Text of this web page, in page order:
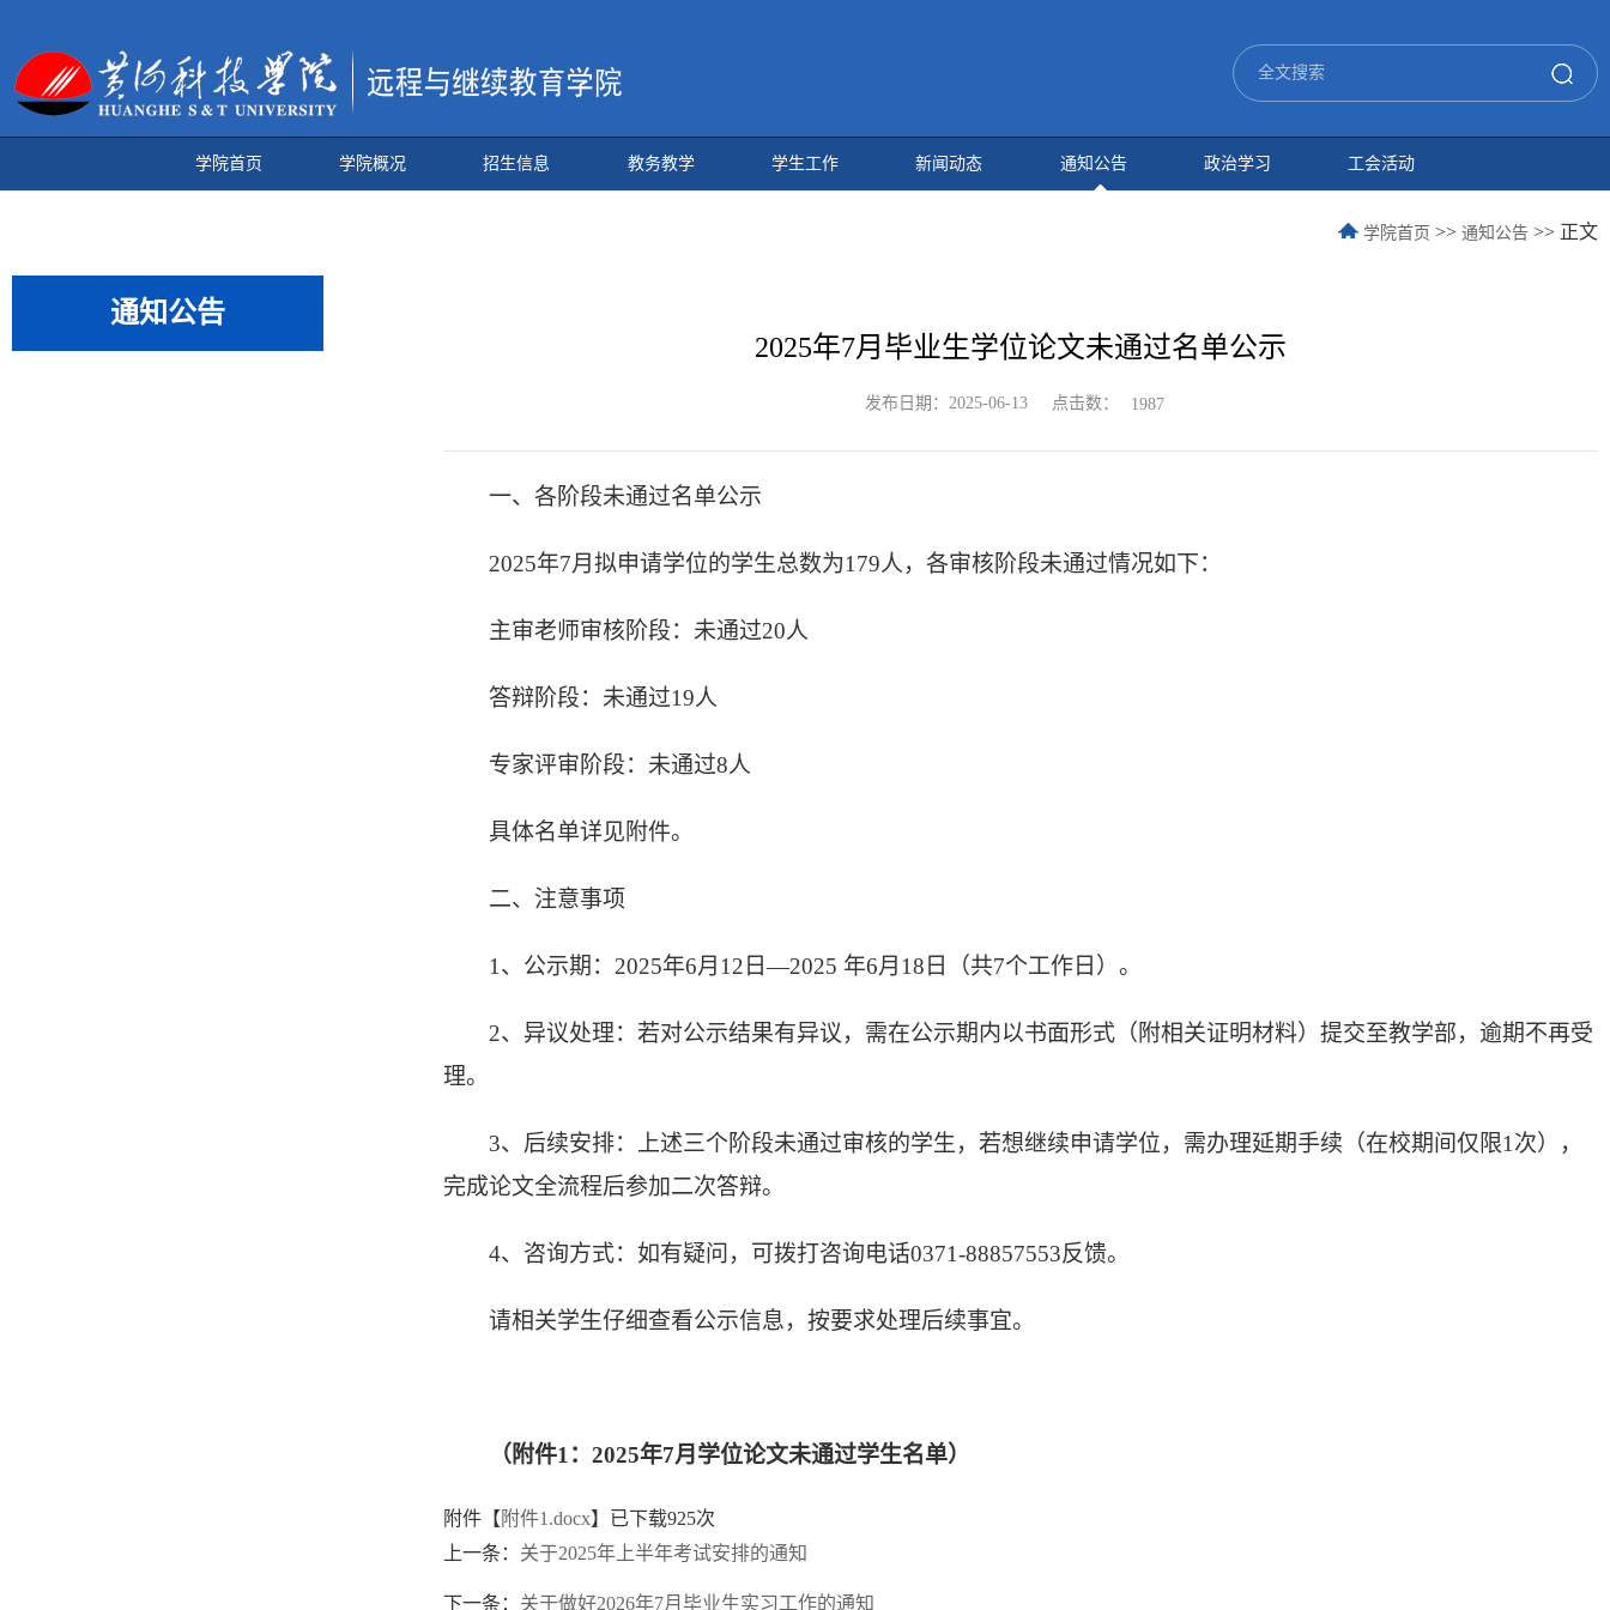
学院首页 学院概况 招生信息 教务教学 学生工作 新闻动态 通知公告 政治学习 工会活动
学院首页 >> 通知公告 >> 正文
通知公告
2025年7月毕业生学位论文未通过名单公示
发布日期：2025-06-13 点击数： 1987
一、各阶段未通过名单公示
2025年7月拟申请学位的学生总数为179人，各审核阶段未通过情况如下：
主审老师审核阶段：未通过20人
答辩阶段：未通过19人
专家评审阶段：未通过8人
具体名单详见附件。
二、注意事项
1、公示期：2025年6月12日—2025 年6月18日（共7个工作日）。
2、异议处理：若对公示结果有异议，需在公示期内以书面形式（附相关证明材料）提交至教学部，逾期不再受
理。
3、后续安排：上述三个阶段未通过审核的学生，若想继续申请学位，需办理延期手续（在校期间仅限1次），
完成论文全流程后参加二次答辩。
4、咨询方式：如有疑问，可拨打咨询电话0371-88857553反馈。
请相关学生仔细查看公示信息，按要求处理后续事宜。
（附件1：2025年7月学位论文未通过学生名单）
附件【 附件1.docx】已下载925次
上一条： 关于2025年上半年考试安排的通知
下一条： 关于做好2026年7月毕业生实习工作的通知